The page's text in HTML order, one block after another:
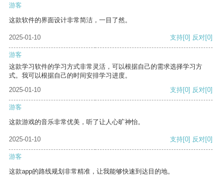
游客
这款软件的界面设计非常简洁，一目了然。
2025-01-10 支持[0] 反对[0]
游客
这款学习软件的学习方式非常灵活，可以根据自己的需求选择学习方
式。我可以根据自己的时间安排学习进度。
2025-01-10
支持[0] 反对[0]
游客
这款游戏的音乐非常优美，听了让人心旷神怡。
2025-01-10 支持[0] 反对[0]
游客
这款app的路线规划非常精准，让我能够快速到达目的地。